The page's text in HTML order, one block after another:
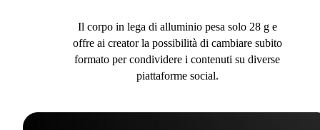
Il corpo in lega di alluminio pesa solo 28 g e
offre ai creator la possibilità di cambiare subito
formato per condividere i contenuti su diverse
piattaforme social.